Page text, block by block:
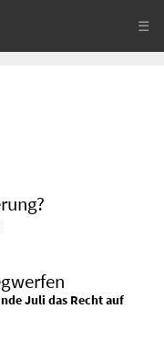
☰
Juli das Recht auf